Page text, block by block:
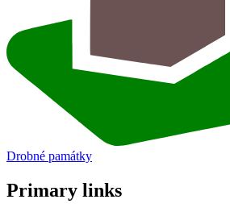
Drobné památky
Primary links